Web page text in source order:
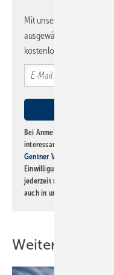
Mit unserem Newsletter
ausgewählte
kostenlos direkt ins
Bei Anmeldung zu diesem
interessante Verlags- und
Gentner Verlag GmbH & Co.
Einwilligung kann ich
jederzeit möglich.
auch in unserer
Weitere Inhalte